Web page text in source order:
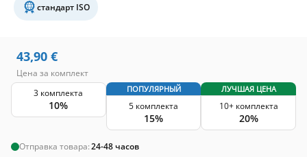
стандарт ISO
43,90 €
Цена за комплект
3 комплекта
10%
ПОПУЛЯРНЫЙ
5 комплекта
15%
ЛУЧШАЯ ЦЕНА
10+ комплекта
20%
Отправка товара:24-48 часов